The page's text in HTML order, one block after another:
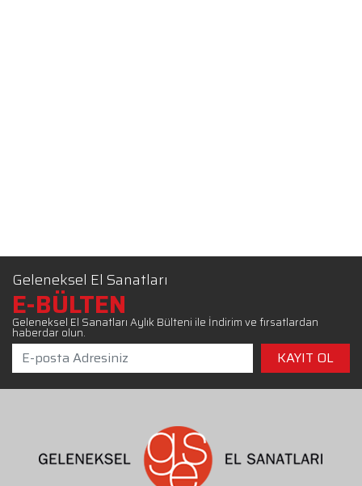
Geleneksel El Sanatları
E-BÜLTEN
Geleneksel El Sanatları Aylık Bülteni ile İndirim ve fırsatlardan
haberdar olun.